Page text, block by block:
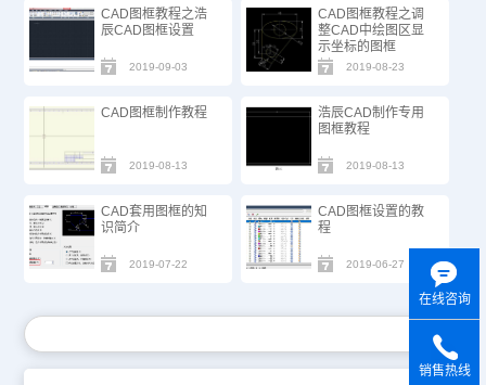
CAD图框教程之浩
辰CAD图框设置
2019-09-03
CAD图框教程之调
整CAD中绘图区显
示坐标的图框
2019-08-23
CAD图框制作教程
2019-08-13
浩辰CAD制作专用
图框教程
2019-08-13
CAD套用图框的知
识简介
2019-07-22
CAD图框设置的教
程
2019-06-27
在线咨询
销售热线